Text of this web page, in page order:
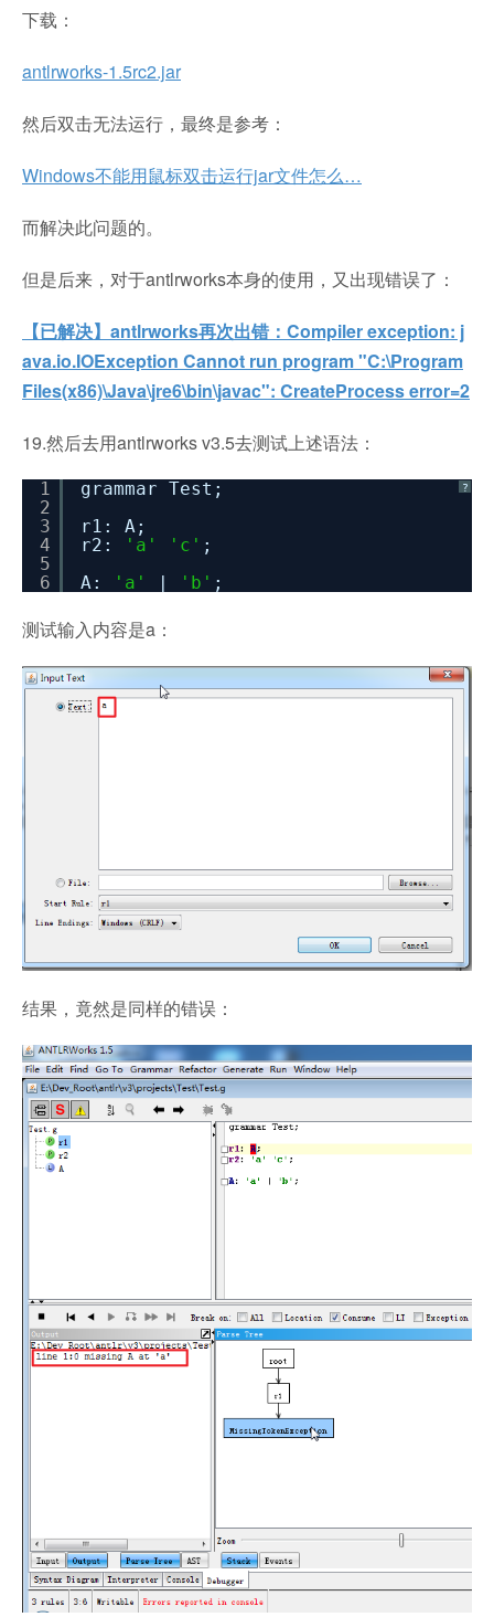
下载：
antlrworks-1.5rc2.jar
然后双击无法运行，最终是参考：
Windows不能用鼠标双击运行jar文件怎么…
而解决此问题的。
但是后来，对于antlrworks本身的使用，又出现错误了：
【已解决】antlrworks再次出错：Compiler exception: j
ava.io.IOException Cannot run program "C:\Program
Files(x86)\Java\jre6\bin\javac": CreateProcess error=2
19.然后去用antlrworks v3.5去测试上述语法：
?
1
2
3
4
5
6
grammar Test;
r1: A;
r2:
'a' 'c' ;
A:
'a' | 'b' ;
测试输入内容是a：
结果，竟然是同样的错误：